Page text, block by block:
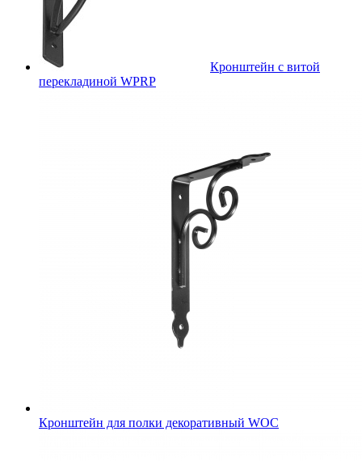
Кронштейн с витой
перекладиной WPRP
Кронштейн для полки декоративный WOC